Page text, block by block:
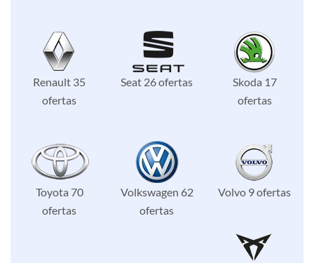
Renault 35
ofertas
Seat 26 ofertas
Skoda 17
ofertas
Toyota 70
ofertas
Volkswagen 62
ofertas
Volvo 9 ofertas